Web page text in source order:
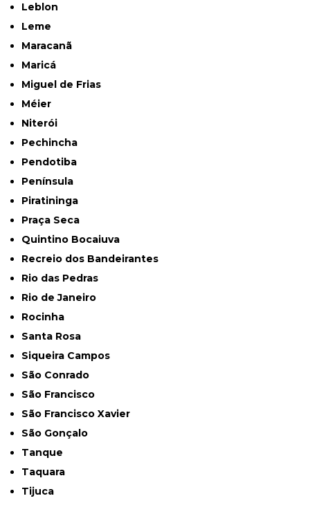
Leblon
Leme
Maracanã
Maricá
Miguel de Frias
Méier
Niterói
Pechincha
Pendotiba
Península
Piratininga
Praça Seca
Quintino Bocaiuva
Recreio dos Bandeirantes
Rio das Pedras
Rio de Janeiro
Rocinha
Santa Rosa
Siqueira Campos
São Conrado
São Francisco
São Francisco Xavier
São Gonçalo
Tanque
Taquara
Tijuca